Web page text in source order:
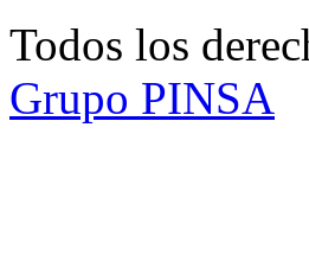
Todos los
Grupo PINSA